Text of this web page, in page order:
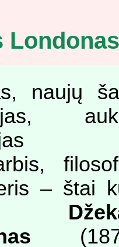
naujų
– štai